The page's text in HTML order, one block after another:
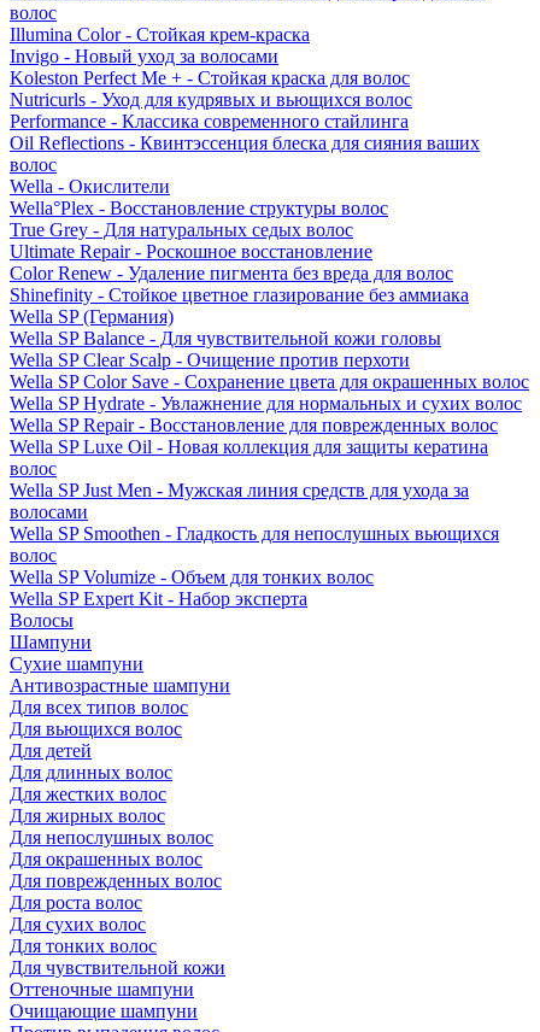
волос
Illumina Color - Стойкая крем-краска
Invigo - Новый уход за волосами
Koleston Perfect Me + - Стойкая краска для волос
Nutricurls - Уход для кудрявых и вьющихся волос
Performance - Классика современного стайлинга
Oil Reflections - Квинтэссенция блеска для сияния ваших
волос
Wella - Окислители
Wella°Plex - Восстановление структуры волос
True Grey - Для натуральных седых волос
Ultimate Repair - Роскошное восстановление
Color Renew - Удаление пигмента без вреда для волос
Shinefinity - Стойкое цветное глазирование без аммиака
Wella SP (Германия)
Wella SP Balance - Для чувствительной кожи головы
Wella SP Clear Scalp - Очищение против перхоти
Wella SP Color Save - Сохранение цвета для окрашенных волос
Wella SP Hydrate - Увлажнение для нормальных и сухих волос
Wella SP Repair - Восстановление для поврежденных волос
Wella SP Luxe Oil - Новая коллекция для защиты кератина
волос
Wella SP Just Men - Мужская линия средств для ухода за
волосами
Wella SP Smoothen - Гладкость для непослушных вьющихся
волос
Wella SP Volumize - Объем для тонких волос
Wella SP Expert Kit - Набор эксперта
Волосы
Шампуни
Сухие шампуни
Антивозрастные шампуни
Для всех типов волос
Для вьющихся волос
Для детей
Для длинных волос
Для жестких волос
Для жирных волос
Для непослушных волос
Для окрашенных волос
Для поврежденных волос
Для роста волос
Для сухих волос
Для тонких волос
Для чувствительной кожи
Оттеночные шампуни
Очищающие шампуни